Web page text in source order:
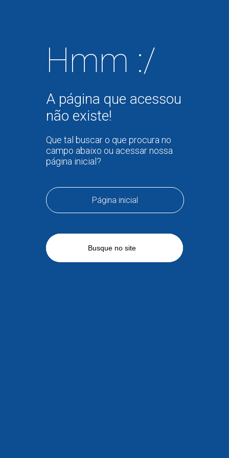
Hmm :/
A página que acessou
não existe!
Que tal buscar o que procura no
campo abaixo ou acessar nossa
página inicial?
Página inicial